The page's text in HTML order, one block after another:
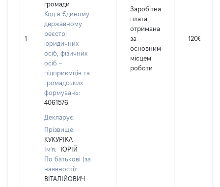
1
громади
Код в Єдиному
державному
реєстрі
юридичних
осіб, фізичних
осіб –
підприємців та
громадських
формувань:
4061576
Декларує:
Прізвище:
КУКУРІКА
Ім'я:
ЮРІЙ
По батькові (за
наявності):
ВІТАЛІЙОВИЧ
Заробітна
плата
отримана
за
основним
місцем
роботи
120695